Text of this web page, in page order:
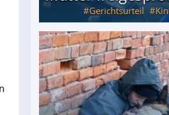
Gerichtsurteil
Suff-Mutter freigesprochen!